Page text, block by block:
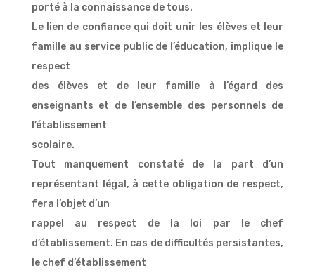
porté à la connaissance de tous.
Le lien de confiance qui doit unir les élèves et leur
famille au service public de l’éducation, implique le
respect
des élèves et de leur famille à l’égard des
enseignants et de l’ensemble des personnels de
l’établissement
scolaire.
Tout manquement constaté de la part d’un
représentant légal, à cette obligation de respect,
fera l’objet d’un
rappel au respect de la loi par le chef
d’établissement. En cas de difficultés persistantes,
le chef d’établissement